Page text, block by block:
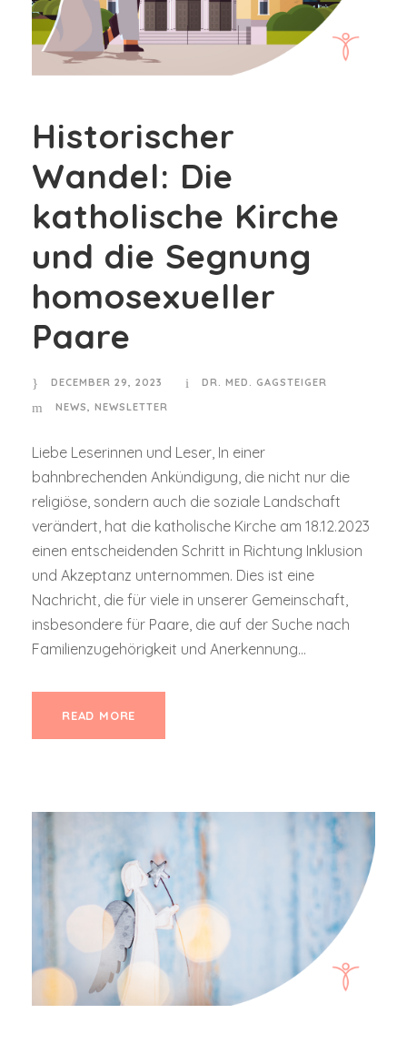
Historischer
Wandel: Die
katholische Kirche
und die Segnung
homosexueller
Paare
DECEMBER 29, 2023
DR. MED. GAGSTEIGER
NEWS, NEWSLETTER
Liebe Leserinnen und Leser, In einer
bahnbrechenden Ankündigung, die nicht nur die
religiöse, sondern auch die soziale Landschaft
verändert, hat die katholische Kirche am 18.12.2023
einen entscheidenden Schritt in Richtung Inklusion
und Akzeptanz unternommen. Dies ist eine
Nachricht, die für viele in unserer Gemeinschaft,
insbesondere für Paare, die auf der Suche nach
Familienzugehörigkeit und Anerkennung...
READ MORE